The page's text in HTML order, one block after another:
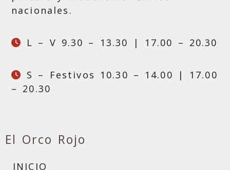
nacionales.
L – V 9.30 – 13.30 | 17.00 – 20.30
S – Festivos 10.30 – 14.00 | 17.00
– 20.30
El Orco Rojo
INICIO